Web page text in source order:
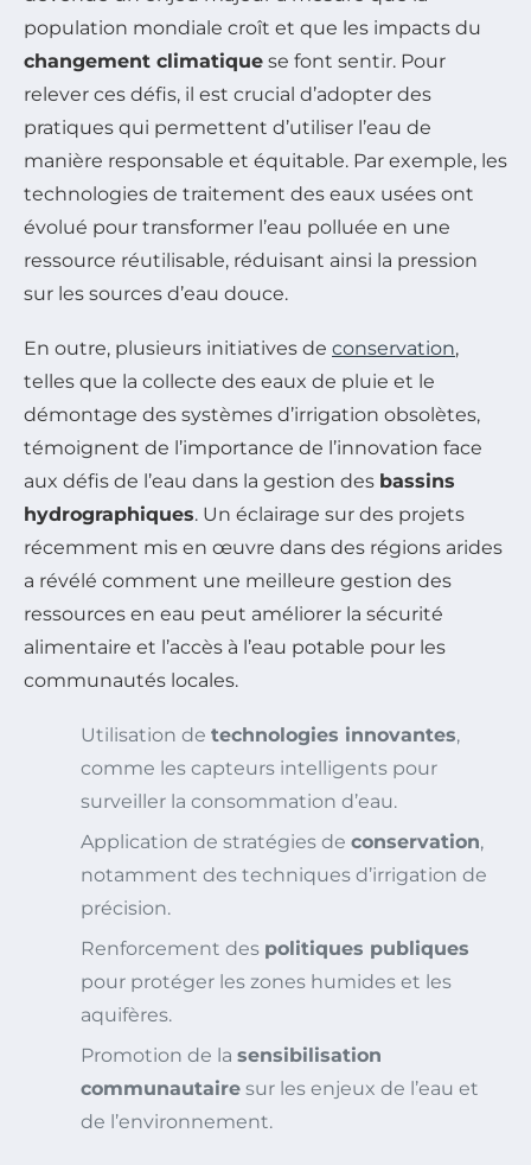
population mondiale croît et que les impacts du
changement climatique se font sentir. Pour
relever ces défis, il est crucial d’adopter des
pratiques qui permettent d’utiliser l’eau de
manière responsable et équitable. Par exemple, les
technologies de traitement des eaux usées ont
évolué pour transformer l’eau polluée en une
ressource réutilisable, réduisant ainsi la pression
sur les sources d’eau douce.
En outre, plusieurs initiatives de conservation,
telles que la collecte des eaux de pluie et le
démontage des systèmes d’irrigation obsolètes,
témoignent de l’importance de l’innovation face
aux défis de l’eau dans la gestion des bassins
hydrographiques. Un éclairage sur des projets
récemment mis en œuvre dans des régions arides
a révélé comment une meilleure gestion des
ressources en eau peut améliorer la sécurité
alimentaire et l’accès à l’eau potable pour les
communautés locales.
Utilisation de technologies innovantes,
comme les capteurs intelligents pour
surveiller la consommation d’eau.
Application de stratégies de conservation,
notamment des techniques d’irrigation de
précision.
Renforcement des politiques publiques
pour protéger les zones humides et les
aquifères.
Promotion de la sensibilisation
communautaire sur les enjeux de l’eau et
de l’environnement.